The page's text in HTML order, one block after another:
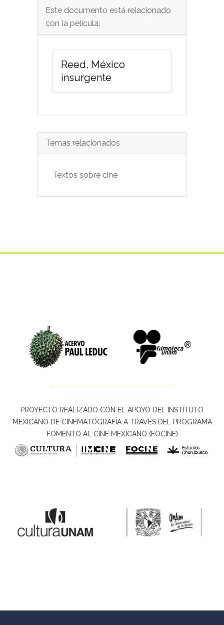
Este documento está relacionado
con la película:
Reed, México
insurgente
Temas relacionados
Textos sobre cine
PROYECTO REALIZADO CON EL APOYO DEL INSTITUTO
MEXICANO DE CINEMATOGRAFÍA A TRAVÉS DEL PROGRAMA
FOMENTO AL CINE MEXICANO (FOCINE)